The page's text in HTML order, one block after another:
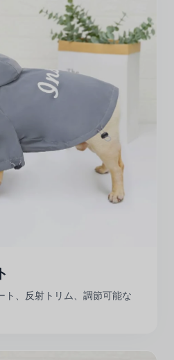
ト、反射トリム、調節可能な